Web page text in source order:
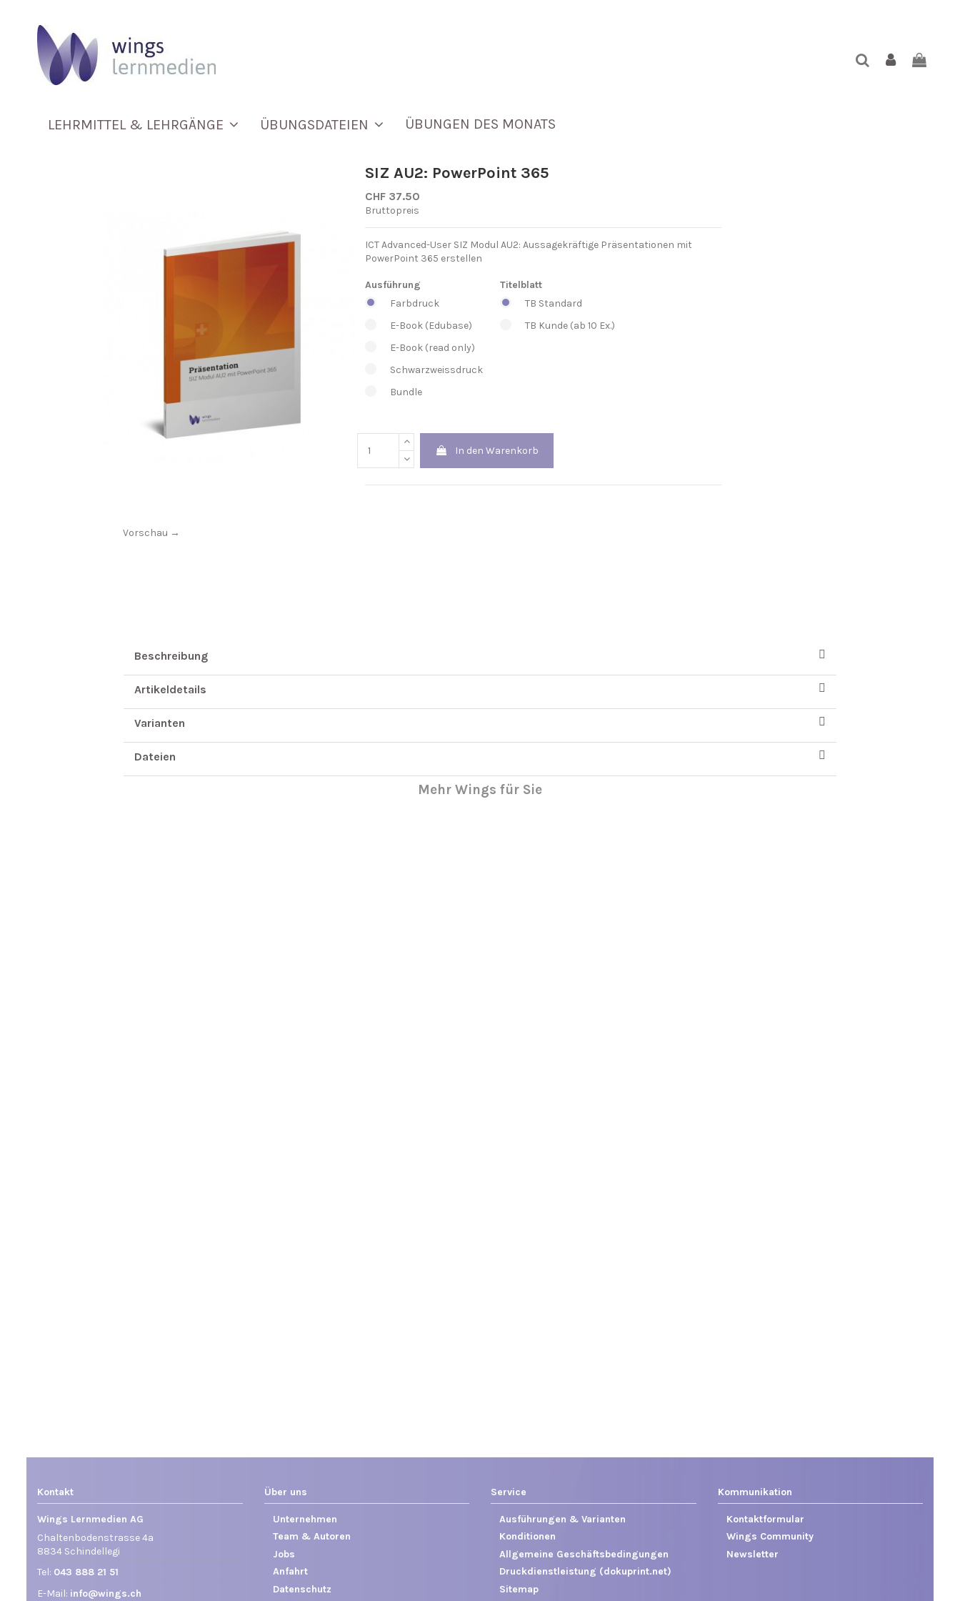
LEHRMITTEL & LEHRGÄNGE ÜBUNGSDATEIEN ÜBUNGEN DES MONATS
Vorschau →
SIZ AU2: PowerPoint 365
CHF 37.50
Bruttopreis
ICT Advanced-User SIZ Modul AU2: Aussagekräftige Präsentationen mit
PowerPoint 365 erstellen
Ausführung
Farbdruck
E-Book (Edubase)
E-Book (read only)
Schwarzweissdruck
Bundle
Titelblatt
TB Standard
TB Kunde (ab 10 Ex.)
In den Warenkorb
Beschreibung
Artikeldetails
Varianten
Dateien
Mehr Wings für Sie
Kontakt
Wings Lernmedien AG
Chaltenbodenstrasse 4a
8834 Schindellegi
Tel: 043 888 21 51
E-Mail: info@wings.ch
Über uns
Unternehmen
Team & Autoren
Jobs
Anfahrt
Datenschutz
Service
Ausführungen & Varianten
Konditionen
Allgemeine Geschäftsbedingungen
Druckdienstleistung (dokuprint.net)
Sitemap
Kommunikation
Kontaktformular
Wings Community
Newsletter